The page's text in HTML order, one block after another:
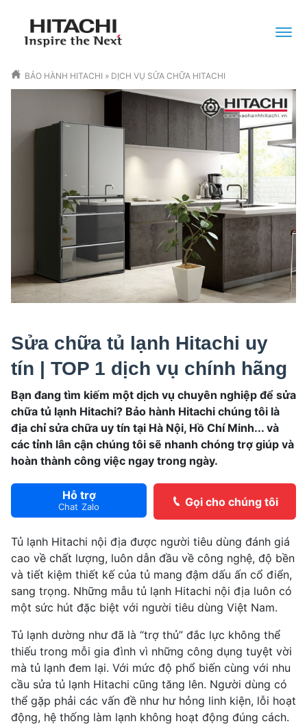
BẢO HÀNH HITACHI » DỊCH VỤ SỬA CHỮA HITACHI
Sửa chữa tủ lạnh Hitachi uy
tín | TOP 1 dịch vụ chính hãng
Bạn đang tìm kiếm một dịch vụ chuyên nghiệp để sửa
chữa tủ lạnh Hitachi? Bảo hành Hitachi chúng tôi là
địa chỉ sửa chữa uy tín tại Hà Nội, Hồ Chí Minh... và
các tỉnh lân cận chúng tôi sẽ nhanh chóng trợ giúp và
hoàn thành công việc ngay trong ngày.
Gọi cho chúng tôi
Hỗ trợ
Chat Zalo
Tủ lạnh Hitachi nội địa được người tiêu dùng đánh giá
cao về chất lượng, luôn dẫn đầu về công nghệ, độ bền
và tiết kiệm thiết kế của tủ mang đậm dấu ấn cổ điển,
sang trọng. Những mẫu tủ lạnh Hitachi nội địa luôn có
một sức hút đặc biệt với người tiêu dùng Việt Nam.
Tủ lạnh dường như đã là “trợ thủ” đắc lực không thể
thiếu trong mỗi gia đình vì những công dụng tuyệt vời
mà tủ lạnh đem lại. Với mức độ phổ biến cùng với nhu
cầu sửa tủ lạnh Hitachi cũng tăng lên. Người dùng có
thể gặp phải các vấn đề như hư hỏng linh kiện, lỗi hoạt
động, hệ thống làm lạnh không hoạt động đúng cách.